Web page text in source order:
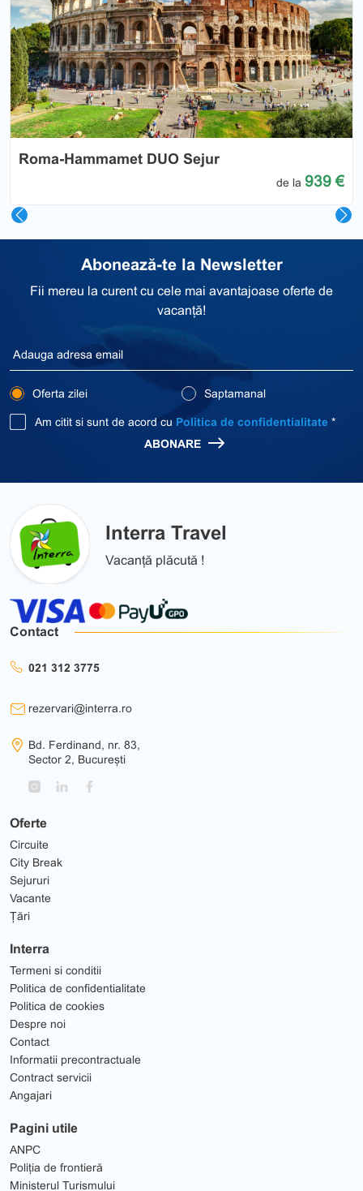
Roma-Hammamet DUO Sejur
de la 939 €
Previous
Abonează-te la Newsletter
Fii mereu la curent cu cele mai avantajoase oferte de
vacanță!
Oferta zilei Saptamanal
Am citit si sunt de acord cu Politica de confidentialitate *
ABONARE
Interra Travel
Vacanță plăcută !
Oferte
Circuite
City Break
Sejururi
Vacante
Țări
Interra
Termeni si conditii
Politica de confidentialitate
Politica de cookies
Despre noi
Contact
Informatii precontractuale
Contract servicii
Angajari
Pagini utile
ANPC
Poliția de frontieră
Ministerul Turismului
Contact
021 312 3775
rezervari@interra.ro
Bd. Ferdinand, nr. 83,
Sector 2, București